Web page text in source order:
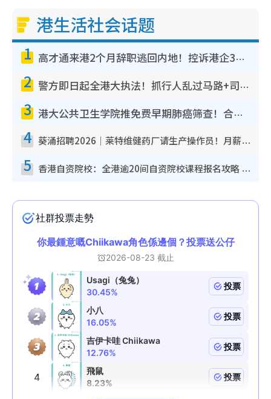
港生活社会话题
1 高才通来港2个月辞职逃回内地！控诉港企3宗罪，叹微管理极窒息
2 警方即日起全港大执法！抓行人乱过马路+司机不专注驾驶！乱过马路罚$2000
3 港大公共卫生学院推免费早期肺癌筛查！合资格人士将获全额资助定期血液化验/电脑断层扫描/风险评估
4 葵涌招聘2026｜莱特维健药厂请生产操作员！月薪高达$1.7万 冷气厂房/五天工作/保障双粮
5 香港自资院校：全港逾20间自资院校课程报名攻略 留位费可退/申请日期/报名链接